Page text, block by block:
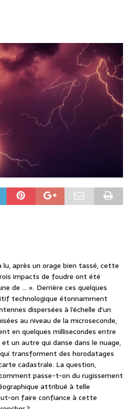
lu, après un orage bien tassé, cette
impacts de foudre ont été
de … ». Derrière ces quelques
technologique étonnamment
dispersées à l’échelle d’un
au niveau de la microseconde,
en quelques millisecondes entre
un autre qui danse dans le nuage,
transforment des horodatages
cadastrale. La question,
passe-t-on du rugissement
attribué à telle
on faire confiance à cette